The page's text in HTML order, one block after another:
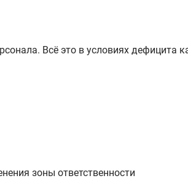
Всё это в условиях дефицита
зоны ответственности